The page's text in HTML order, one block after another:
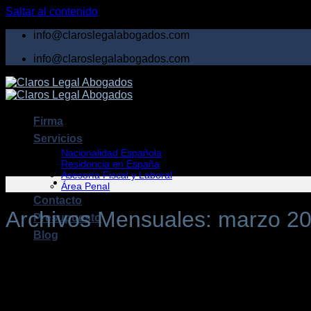
Saltar al contenido
info@claroslegalabogados.com
info@claroslegalabogados.com
Firma
Servicios
Nacionalidad Española
Residencia en España
Asesoría Fiscal y Laboral
Área Penal
Contacto
Presupuesto
Blog
Archivos Mensuales: marzo